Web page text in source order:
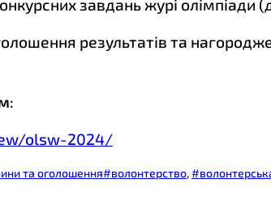
завдань журі олімпіади
результатів та
:
olsw-2024/
та оголошення#волонтерство,